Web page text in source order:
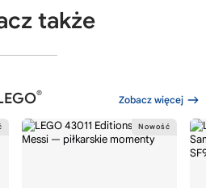
także
® Zobacz więcej